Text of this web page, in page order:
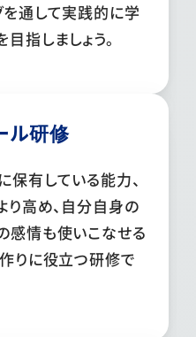
通して実践的に学
指しましょう。
ル研修
有している能力、
り高め、自分自身の
感情も使いこなせる
りに役立つ研修で